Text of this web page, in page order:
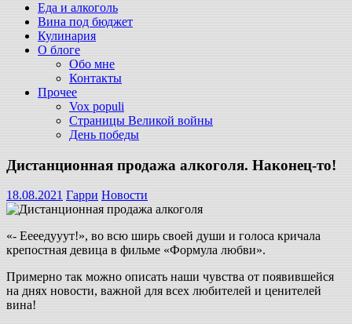
Еда и алкоголь
Вина под бюджет
Кулинария
О блоге
Обо мне
Контакты
Прочее
Vox populi
Страницы Великой войны
День победы
Дистанционная продажа алкоголя. Наконец-то!
18.08.2021 Гарри Новости
«- Еееедууут!», во всю ширь своей души и голоса кричала
крепостная девица в фильме «Формула любви».
Примерно так можно описать наши чувства от появившейся
на днях новости, важной для всех любителей и ценителей
вина!